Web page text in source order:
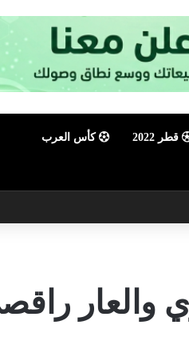
قطر 2022 كأس العرب
والعار